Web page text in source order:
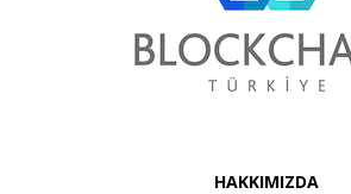
HAKKIMIZDA